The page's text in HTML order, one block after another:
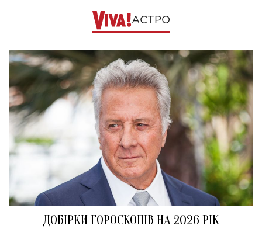
АСТРО
ДОБІРКИ ГОРОСКОПІВ НА 2026 РІК